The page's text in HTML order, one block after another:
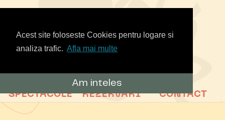
Acest site foloseste Cookies pentru logare si
analiza trafic. Afla mai multe
Am inteles
SPECTACOLE REZERVARI CONTACT